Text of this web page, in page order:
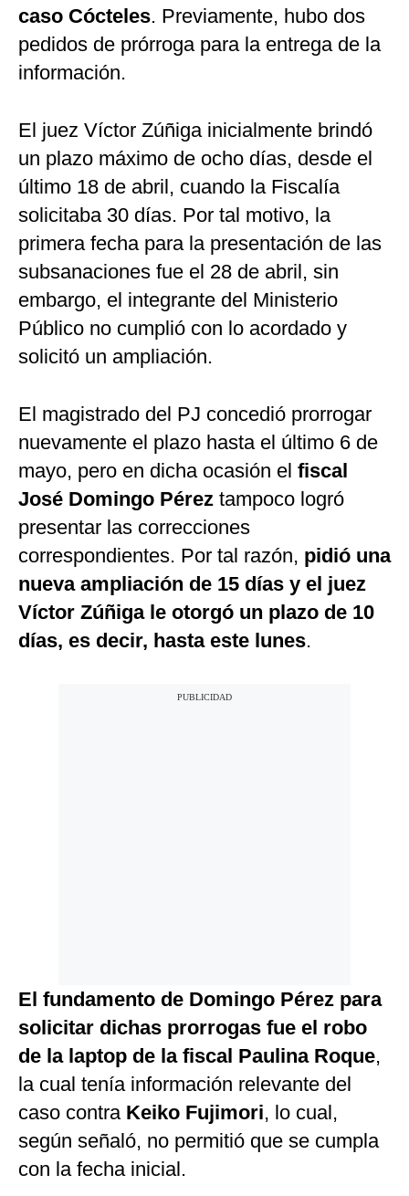
caso Cócteles. Previamente, hubo dos
pedidos de prórroga para la entrega de la
información.
El juez Víctor Zúñiga inicialmente brindó
un plazo máximo de ocho días, desde el
último 18 de abril, cuando la Fiscalía
solicitaba 30 días. Por tal motivo, la
primera fecha para la presentación de las
subsanaciones fue el 28 de abril, sin
embargo, el integrante del Ministerio
Público no cumplió con lo acordado y
solicitó un ampliación.
El magistrado del PJ concedió prorrogar
nuevamente el plazo hasta el último 6 de
mayo, pero en dicha ocasión el fiscal
José Domingo Pérez tampoco logró
presentar las correcciones
correspondientes. Por tal razón, pidió una
nueva ampliación de 15 días y el juez
Víctor Zúñiga le otorgó un plazo de 10
días, es decir, hasta este lunes.
El fundamento de Domingo Pérez para
solicitar dichas prorrogas fue el robo
de la laptop de la fiscal Paulina Roque,
la cual tenía información relevante del
caso contra Keiko Fujimori, lo cual,
según señaló, no permitió que se cumpla
con la fecha inicial.